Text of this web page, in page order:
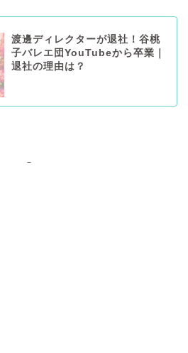
渡邊ディレクターが退社！谷桃
子バレエ団YouTubeから卒業｜
退社の理由は？